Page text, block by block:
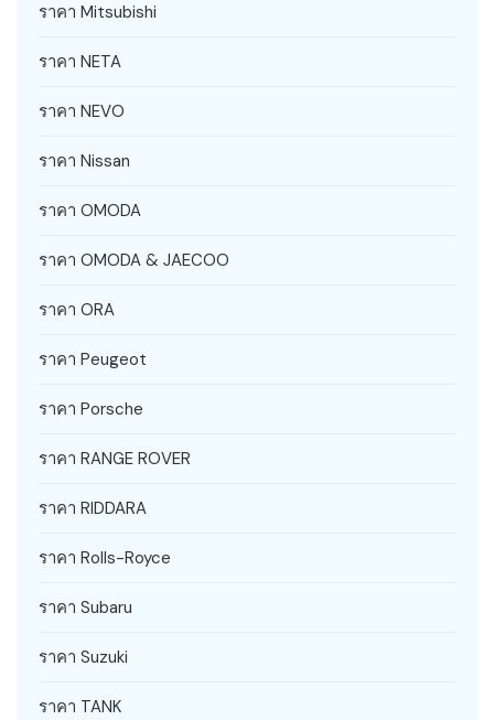
ราคา Mitsubishi
ราคา NETA
ราคา NEVO
ราคา Nissan
ราคา OMODA
ราคา OMODA & JAECOO
ราคา ORA
ราคา Peugeot
ราคา Porsche
ราคา RANGE ROVER
ราคา RIDDARA
ราคา Rolls-Royce
ราคา Subaru
ราคา Suzuki
ราคา TANK